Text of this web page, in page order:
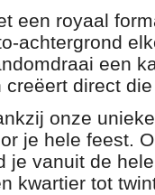
een royaal
achtergrond
een
creëert direct
onze
je hele feest.
je vanuit de
kwartier tot